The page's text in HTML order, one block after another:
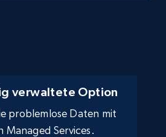
verwaltete Option
problemlose Daten mit
Managed Services.